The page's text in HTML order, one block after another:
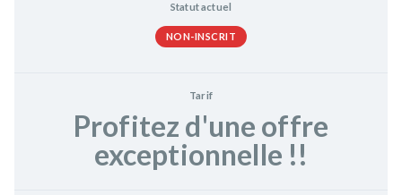
Statut actuel
NON-INSCRIT
Tarif
Profitez d'une offre
exceptionnelle !!